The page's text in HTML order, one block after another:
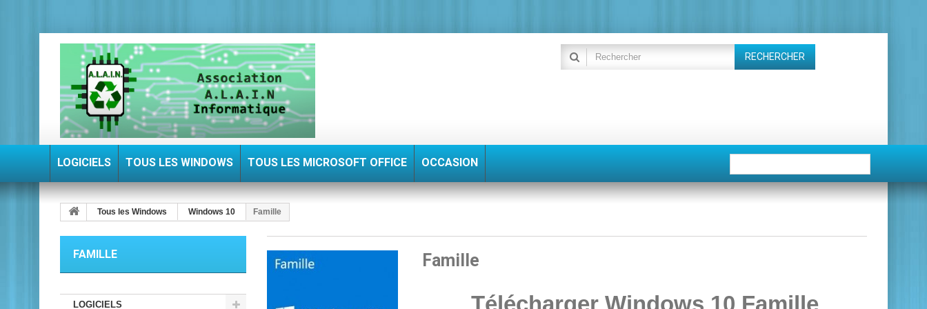
RECHERCHER
LOGICIELS TOUS LES WINDOWS TOUS LES MICROSOFT OFFICE OCCASION
Tous les Windows Windows 10 Famille
FAMILLE
LOGICIELS
Famille
Télécharger Windows 10 Famille